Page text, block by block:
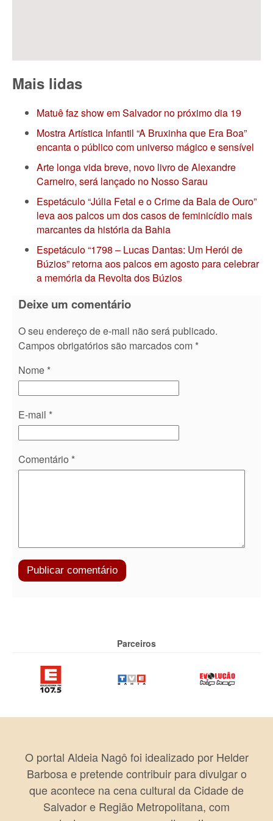
Mais lidas
Matuê faz show em Salvador no próximo dia 19
Mostra Artística Infantil “A Bruxinha que Era Boa”
encanta o público com universo mágico e sensível
Arte longa vida breve, novo livro de Alexandre
Carneiro, será lançado no Nosso Sarau
Espetáculo “Júlia Fetal e o Crime da Bala de Ouro”
leva aos palcos um dos casos de feminicídio mais
marcantes da história da Bahia
Espetáculo “1798 – Lucas Dantas: Um Herói de
Búzios” retorna aos palcos em agosto para celebrar
a memória da Revolta dos Búzios
Deixe um comentário
O seu endereço de e-mail não será publicado.
Campos obrigatórios são marcados com *
Nome *
E-mail *
Comentário *
Parceiros
O portal Aldeia Nagô foi idealizado por Helder
Barbosa e pretende contribuir para divulgar o
que acontece na cena cultural da Cidade de
Salvador e Região Metropolitana, com